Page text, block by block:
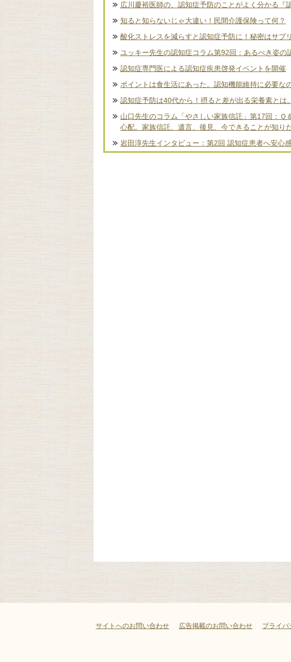
広川慶裕医師の、認知症予防のことがよく分かる『
知ると知らないじゃ大違い！民間介護保険って何？
酸化ストレスを減らすと認知症予防に！秘密はサプ
ユッキー先生の認知症コラム第92回：あるべき姿の
認知症専門医による認知症疾患啓発イベントを開催
ポイントは食生活にあった。認知機能維持に必要な
認知症予防は40代から！摂ると差が出る栄養素とは。
山口先生のコラム「やさしい家族信託」第17回：
心配。家族信託、遺言、後見、今できることが知り
岩田淳先生インタビュー：第2回 認知症患者へ安心
サイトへのお問い合わせ 広告掲載のお問い合わせ プライバ